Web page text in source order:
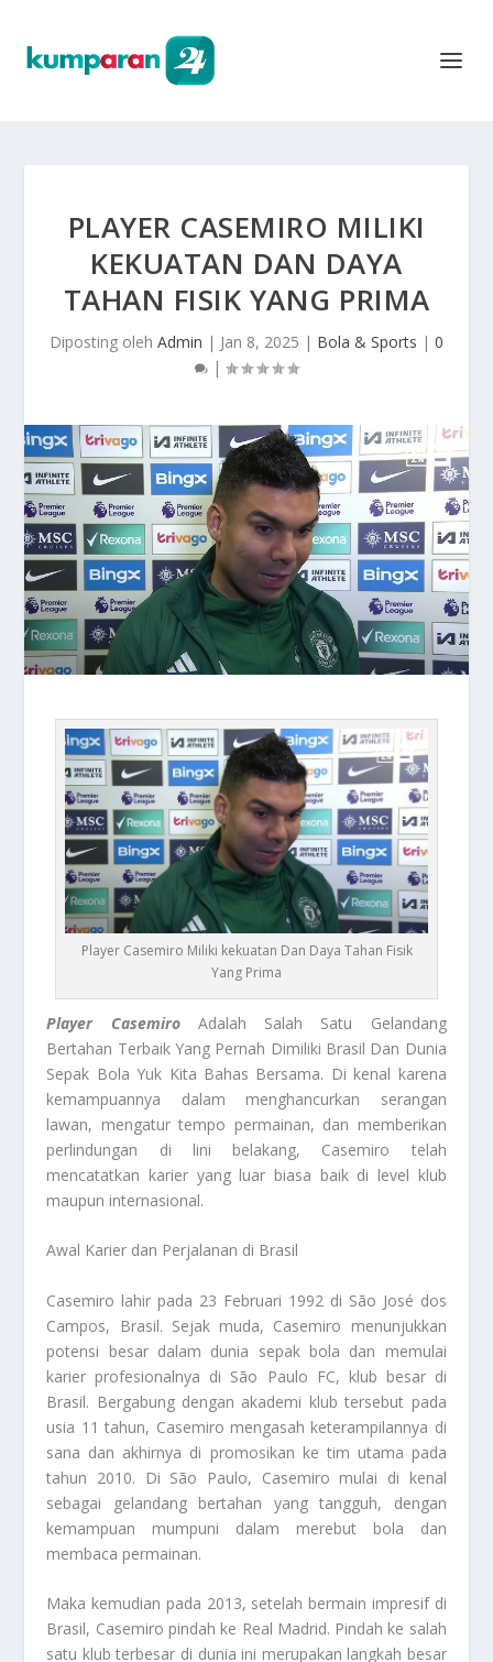
PLAYER CASEMIRO MILIKI
KEKUATAN DAN DAYA
TAHAN FISIK YANG PRIMA
Diposting oleh Admin | Jan 8, 2025 | Bola & Sports | 0
|
Player Casemiro Miliki kekuatan Dan Daya Tahan Fisik
Yang Prima
Player CasemiroAdalah Salah Satu Gelandang
Bertahan Terbaik Yang Pernah Dimiliki Brasil Dan Dunia
Sepak Bola Yuk Kita Bahas Bersama. Di kenal karena
kemampuannya dalam menghancurkan serangan
lawan, mengatur tempo permainan, dan memberikan
perlindungan di lini belakang, Casemiro telah
mencatatkan karier yang luar biasa baik di level klub
maupun internasional.
Awal Karier dan Perjalanan di Brasil
Casemiro lahir pada 23 Februari 1992 di São José dos
Campos, Brasil. Sejak muda, Casemiro menunjukkan
potensi besar dalam dunia sepak bola dan memulai
karier profesionalnya di São Paulo FC, klub besar di
Brasil. Bergabung dengan akademi klub tersebut pada
usia 11 tahun, Casemiro mengasah keterampilannya di
sana dan akhirnya di promosikan ke tim utama pada
tahun 2010. Di São Paulo, Casemiro mulai di kenal
sebagai gelandang bertahan yang tangguh, dengan
kemampuan mumpuni dalam merebut bola dan
membaca permainan.
Maka kemudian pada 2013, setelah bermain impresif di
Brasil, Casemiro pindah ke Real Madrid. Pindah ke salah
satu klub terbesar di dunia ini merupakan langkah besar